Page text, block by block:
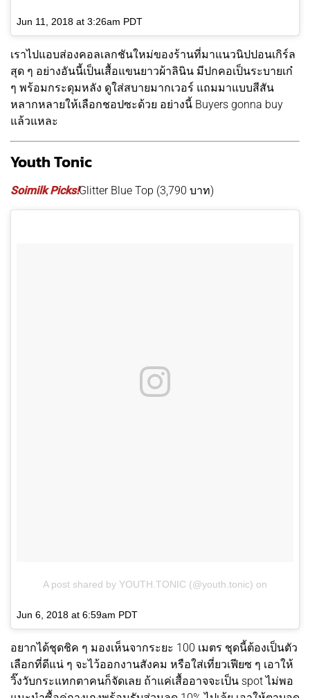
Jun 11, 2018 at 3:26am PDT
เราไปแอบส่องคอลเลกชันใหม่ของร้านที่มาแนวนิปปอนเกิร์ล
สุด ๆ อย่างอันนี้เป็นเสื้อแขนยาวผ้าลินิน มีปกคอเป็นระบายเก๋
ๆ พร้อมกระดุมหลัง ดูใส่สบายมากเวอร์ แถมมาแบบสีสัน
หลากหลายให้เลือกชอปซะด้วย อย่างนี้ Buyers gonna buy
แล้วแหละ
Youth Tonic
Soimilk Picks!Glitter Blue Top (3,790 บาท)
A post shared by YOUTH.TONIC (@youth.tonic) on
Jun 6, 2018 at 6:59am PDT
อยากได้ชุดชิค ๆ มองเห็นจากระยะ 100 เมตร ชุดนี้ต้องเป็นตัว
เลือกที่ดีแน่ ๆ จะไว้ออกงานสังคม หรือใส่เที่ยวเฟียซ ๆ เอาให้
วิ๊งวับกระแทกตาคนก็จัดเลย ถ้าแค่เสื้ออาจจะเป็น spot ไม่พอ